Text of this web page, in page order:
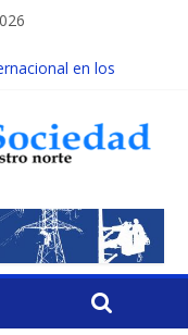
en los
de la lucha contra el
de
Nacional por la